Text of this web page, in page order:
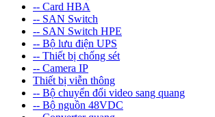
-- Card HBA
-- SAN Switch
-- SAN Switch HPE
-- Bộ lưu điện UPS
-- Thiết bị chống sét
-- Camera IP
Thiết bị viễn thông
-- Bộ chuyển đổi video sang quang
-- Bộ nguồn 48VDC